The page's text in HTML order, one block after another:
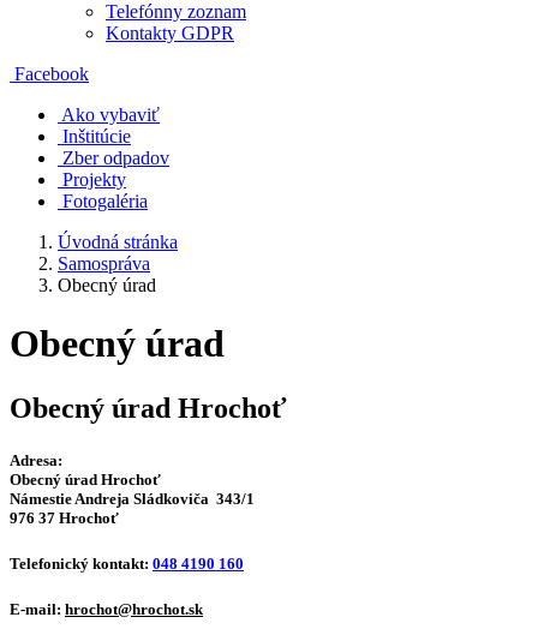
Telefónny zoznam
Kontakty GDPR
Facebook
Ako vybaviť
Inštitúcie
Zber odpadov
Projekty
Fotogaléria
Úvodná stránka
Samospráva
Obecný úrad
Obecný úrad
Obecný úrad Hrochoť
Adresa:
Obecný úrad Hrochoť
Námestie Andreja Sládkoviča 343/1
976 37 Hrochoť
Telefonický kontakt: 048 4190 160
E-mail: hrochot@hrochot.sk